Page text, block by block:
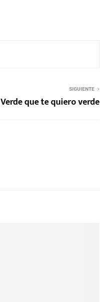
SIGUIENTE
Verde que te quiero verde